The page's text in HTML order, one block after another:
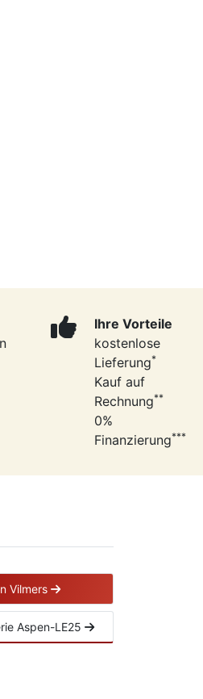
Ihre Vorteile
kostenlose
Lieferung*
Kauf auf
Rechnung**
0%
Finanzierung***
Vilmers
Aspen-LE25